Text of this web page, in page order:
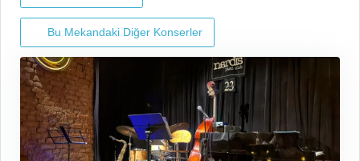
Bu Mekandaki Diğer Konserler